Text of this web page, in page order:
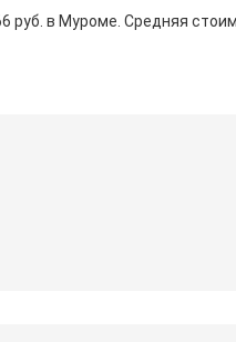
руб. в Муроме. Средняя